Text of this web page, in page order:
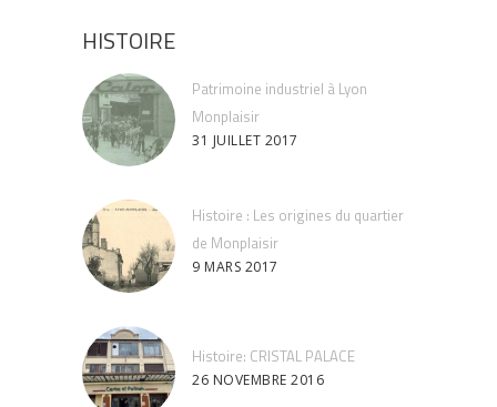
HISTOIRE
Patrimoine industriel à Lyon
Monplaisir
31 JUILLET 2017
Histoire : Les origines du quartier
de Monplaisir
9 MARS 2017
Histoire: CRISTAL PALACE
26 NOVEMBRE 2016